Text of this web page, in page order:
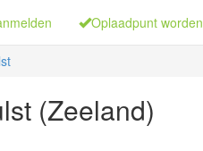
Oplaadpunt worden
(Zeeland)